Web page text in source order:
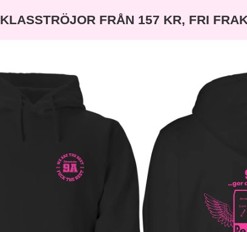
KLASSTRÖJOR FRÅN 157 KR, FRI